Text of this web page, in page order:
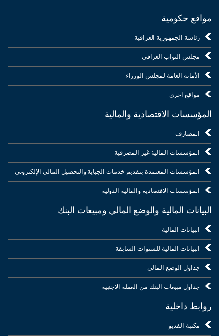
مواقع حكومية
رئاسة الجمهورية العراقية
مجلس النواب العراقي
الأمانه العامة لمجلس الوزراء
مواقع اخرى
المؤسسات الاقتصادية والمالية
المصارف
المؤسسات المالية غير المصرفية
المؤسسات المعتمدة بتقديم خدمات الجباية والتحصيل المالي الإلكتروني
المؤسسات الاقتصادية والمالية الدولية
البيانات المالية والوضع المالي ومبيعات البنك
البيانات المالية
البيانات المالية للسنوات السابقة
جداول الوضع المالي
جداول مبيعات البنك من العملة الاجنبية
روابط داخلية
مكتبة الفديو